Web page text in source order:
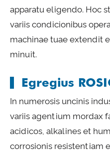
apparatu eligendo. Hoc
variis condicionibus
machinae tuae extendit
minuit.
Egregius
In numerosis uncinis
variis agentium mordax
acidicos, alkalines et
corrosionis resistentiam